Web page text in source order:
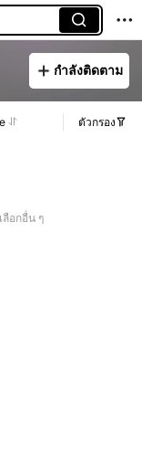
กำลังติดตาม
ตัวกรอง
อกอื่น ๆ